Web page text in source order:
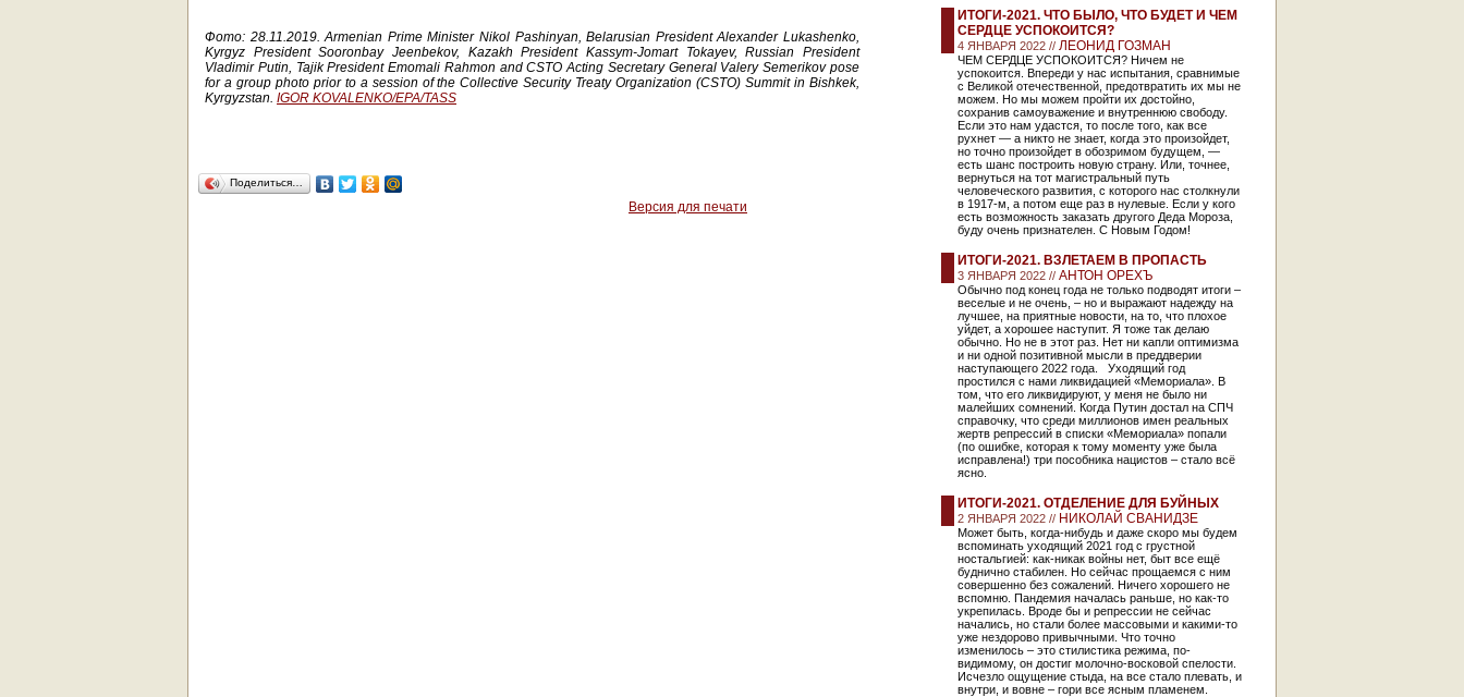
Фото: 28.11.2019. Armenian Prime Minister Nikol Pashinyan, Belarusian President Alexander Lukashenko,
Kyrgyz President Sooronbay Jeenbekov, Kazakh President Kassym-Jomart Tokayev, Russian President
Vladimir Putin, Tajik President Emomali Rahmon and CSTO Acting Secretary General Valery Semerikov pose
for a group photo prior to a session of the Collective Security Treaty Organization (CSTO) Summit in Bishkek,
Kyrgyzstan. IGOR KOVALENKO/EPA/TASS
Поделиться…
Версия для печати
ИТОГИ-2021. ЧТО БЫЛО, ЧТО БУДЕТ И ЧЕМ
СЕРДЦЕ УСПОКОИТСЯ?
4 ЯНВАРЯ 2022 // ЛЕОНИД ГОЗМАН
ЧЕМ СЕРДЦЕ УСПОКОИТСЯ? Ничем не
успокоится. Впереди у нас испытания, сравнимые
с Великой отечественной, предотвратить их мы не
можем. Но мы можем пройти их достойно,
сохранив самоуважение и внутреннюю свободу.
Если это нам удастся, то после того, как все
рухнет — а никто не знает, когда это произойдет,
но точно произойдет в обозримом будущем, —
есть шанс построить новую страну. Или, точнее,
вернуться на тот магистральный путь
человеческого развития, с которого нас столкнули
в 1917-м, а потом еще раз в нулевые. Если у кого
есть возможность заказать другого Деда Мороза,
буду очень признателен. С Новым Годом!
ИТОГИ-2021. ВЗЛЕТАЕМ В ПРОПАСТЬ
3 ЯНВАРЯ 2022 // АНТОН ОРЕХЪ
Обычно под конец года не только подводят итоги –
веселые и не очень, – но и выражают надежду на
лучшее, на приятные новости, на то, что плохое
уйдет, а хорошее наступит. Я тоже так делаю
обычно. Но не в этот раз. Нет ни капли оптимизма
и ни одной позитивной мысли в преддверии
наступающего 2022 года. Уходящий год
простился с нами ликвидацией «Мемориала». В
том, что его ликвидируют, у меня не было ни
малейших сомнений. Когда Путин достал на СПЧ
справочку, что среди миллионов имен реальных
жертв репрессий в списки «Мемориала» попали
(по ошибке, которая к тому моменту уже была
исправлена!) три пособника нацистов – стало всё
ясно.
ИТОГИ-2021. ОТДЕЛЕНИЕ ДЛЯ БУЙНЫХ
2 ЯНВАРЯ 2022 // НИКОЛАЙ СВАНИДЗЕ
Может быть, когда-нибудь и даже скоро мы будем
вспоминать уходящий 2021 год с грустной
ностальгией: как-никак войны нет, быт все ещё
буднично стабилен. Но сейчас прощаемся с ним
совершенно без сожалений. Ничего хорошего не
вспомню. Пандемия началась раньше, но как-то
укрепилась. Вроде бы и репрессии не сейчас
начались, но стали более массовыми и какими-то
уже нездорово привычными. Что точно
изменилось – это стилистика режима, по-
видимому, он достиг молочно-восковой спелости.
Исчезло ощущение стыда, на все стало плевать, и
внутри, и вовне – гори все ясным пламенем.